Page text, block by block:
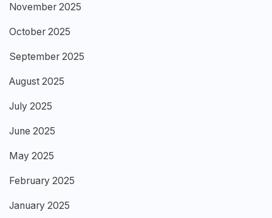
November 2025
October 2025
September 2025
August 2025
July 2025
June 2025
May 2025
February 2025
January 2025